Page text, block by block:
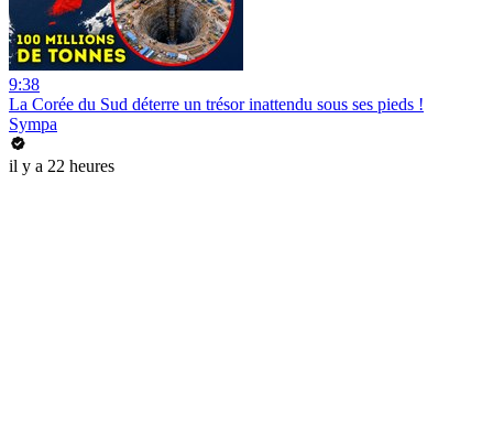
9:38
La Corée du Sud déterre un trésor inattendu sous ses pieds !
Sympa
il y a 22 heures